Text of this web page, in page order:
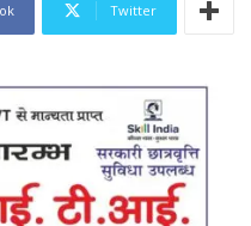
Twitter